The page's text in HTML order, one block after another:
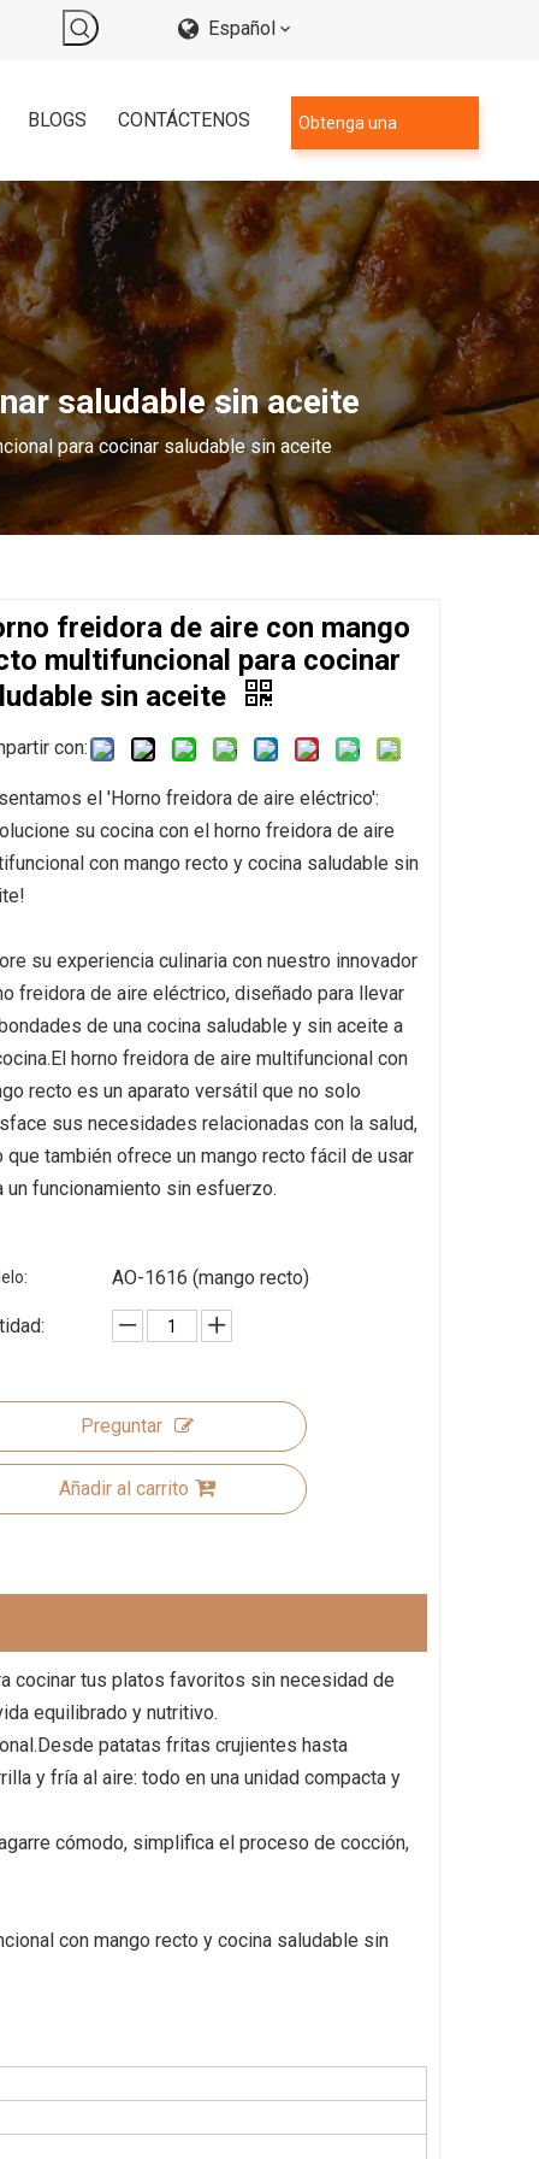
Español
BLOGS CONTÁCTENOS Obtenga una
saludable sin aceite
para cocinar saludable sin aceite
freidora de aire con mango
multifuncional para cocinar
sin aceite
con:
el 'Horno freidora de aire eléctrico':
su cocina con el horno freidora de aire
con mango recto y cocina saludable sin
su experiencia culinaria con nuestro innovador
freidora de aire eléctrico, diseñado para llevar
de una cocina saludable y sin aceite a
horno freidora de aire multifuncional con
recto es un aparato versátil que no solo
sus necesidades relacionadas con la salud,
que también ofrece un mango recto fácil de usar
un funcionamiento sin esfuerzo.
AO-1616 (mango recto)
Preguntar
Añadir al carrito
cocinar tus platos favoritos sin necesidad de
equilibrado y nutritivo.
patatas fritas crujientes hasta
y fría al aire: todo en una unidad compacta y
cómodo, simplifica el proceso de cocción,
con mango recto y cocina saludable sin